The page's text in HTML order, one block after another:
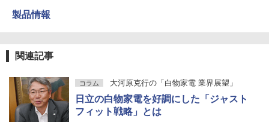
製品情報
関連記事
コラム 大河原克行の「白物家電 業界展望」
日立の白物家電を好調にした「ジャスト
フィット戦略」とは